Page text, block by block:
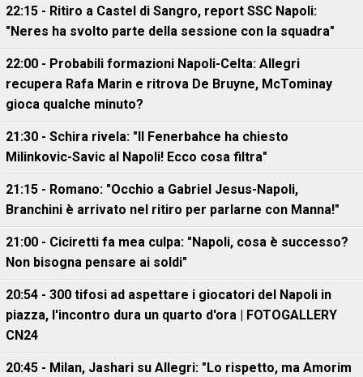
22:15 - Ritiro a Castel di Sangro, report SSC Napoli:
"Neres ha svolto parte della sessione con la squadra"
22:00 - Probabili formazioni Napoli-Celta: Allegri
recupera Rafa Marin e ritrova De Bruyne, McTominay
gioca qualche minuto?
21:30 - Schira rivela: "Il Fenerbahce ha chiesto
Milinkovic-Savic al Napoli! Ecco cosa filtra"
21:15 - Romano: "Occhio a Gabriel Jesus-Napoli,
Branchini è arrivato nel ritiro per parlarne con Manna!"
21:00 - Ciciretti fa mea culpa: "Napoli, cosa è successo?
Non bisogna pensare ai soldi"
20:54 - 300 tifosi ad aspettare i giocatori del Napoli in
piazza, l'incontro dura un quarto d'ora | FOTOGALLERY
CN24
20:45 - Milan, Jashari su Allegri: "Lo rispetto, ma Amorim